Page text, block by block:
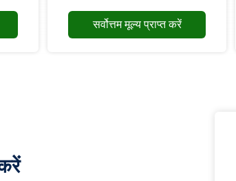
सर्वोत्तम मूल्य प्राप्त करें